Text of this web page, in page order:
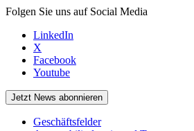
Folgen Sie uns auf Social Media
LinkedIn
X
Facebook
Youtube
Jetzt News abonnieren
Geschäftsfelder